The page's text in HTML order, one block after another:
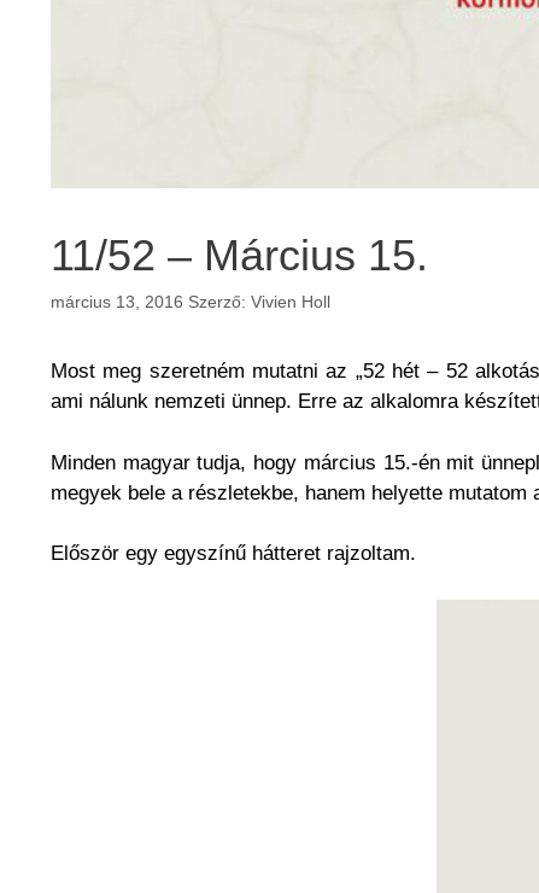
11/52 – Március 15.
március 13, 2016 Szerző: Vivien Holl
Most meg szeretném mutatni az „52 hét – 52
ami nálunk nemzeti ünnep. Erre az alkalomra
Minden magyar tudja, hogy március 15.-én mit
megyek bele a részletekbe, hanem helyette
Először egy egyszínű hátteret rajzoltam.